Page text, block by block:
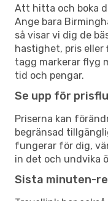
Att hitta och boka
Ange bara
så visar vi dig de
hastighet, pris eller
tagg markerar flyg
tid och pengar.
Se upp för
Priserna kan
begränsad
fungerar för dig,
in det och undvika
Sista minuten-